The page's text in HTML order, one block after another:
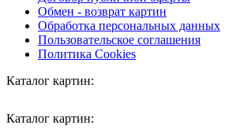
Обмен - возврат картин
Обработка персональных данных
Пользовательское соглашения
Политика Cookies
Каталог картин:
Каталог картин: